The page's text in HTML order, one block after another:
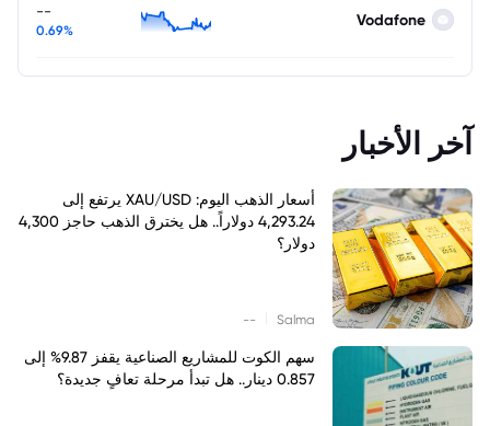
Vodafone
--
0.69%
آخر الأخبار
أسعار الذهب اليوم: XAU/USD يرتفع إلى
4,293.24 دولاراً.. هل يخترق الذهب حاجز 4,300
دولار؟
Salma
--
سهم الكوت للمشاريع الصناعية يقفز 9.87% إلى
0.857 دينار.. هل تبدأ مرحلة تعافٍ جديدة؟